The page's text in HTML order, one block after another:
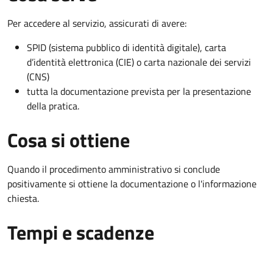
Per accedere al servizio, assicurati di avere:
SPID (sistema pubblico di identità digitale), carta
d’identità elettronica (CIE) o carta nazionale dei servizi
(CNS)
tutta la documentazione prevista per la presentazione
della pratica.
Cosa si ottiene
Quando il procedimento amministrativo si conclude
positivamente si ottiene la documentazione o l'informazione
chiesta.
Tempi e scadenze